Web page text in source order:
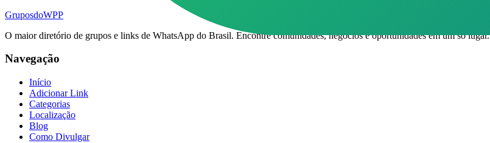
GruposdoWPP
O maior diretório de grupos e links de WhatsApp do Brasil. Encontre comunidades, negócios e oportunidades em um só lugar.
Navegação
Início
Adicionar Link
Categorias
Localização
Blog
Como Divulgar